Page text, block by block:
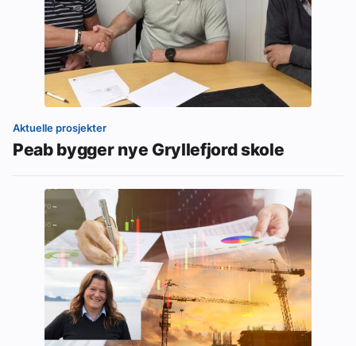
Aktuelle prosjekter
Peab bygger nye Gryllefjord skole